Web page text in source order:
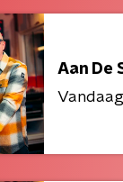
Aan De
Vandaag